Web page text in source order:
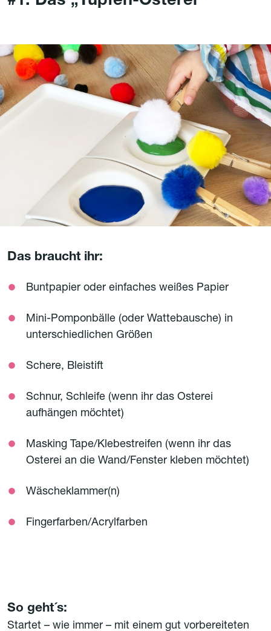
Das braucht ihr:
Buntpapier oder einfaches weißes Papier
Mini-Pomponbälle (oder Wattebausche) in
unterschiedlichen Größen
Schere, Bleistift
Schnur, Schleife (wenn ihr das Osterei
aufhängen möchtet)
Masking Tape/Klebestreifen (wenn ihr das
Osterei an die Wand/Fenster kleben möchtet)
Wäscheklammer(n)
Fingerfarben/Acrylfarben
So geht´s:
Startet – wie immer – mit einem gut vorbereiteten